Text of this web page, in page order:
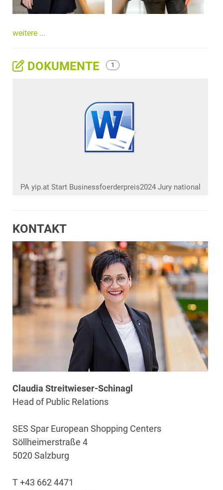
weitere ...
DOKUMENTE 1
PA yip.at Start Businessfoerderpreis2024 Jury national
KONTAKT
Claudia Streitwieser-Schinagl
Head of Public Relations
SES Spar European Shopping Centers
Söllheimerstraße 4
5020 Salzburg
T +43 662 4471